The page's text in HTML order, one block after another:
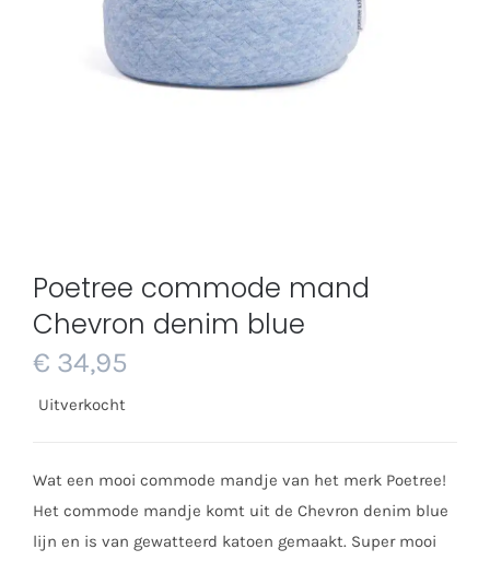
Poetree commode mand
Chevron denim blue
€ 34,95
Uitverkocht
Wat een mooi commode mandje van het merk Poetree!
Het commode mandje komt uit de Chevron denim blue
lijn en is van gewatteerd katoen gemaakt. Super mooi